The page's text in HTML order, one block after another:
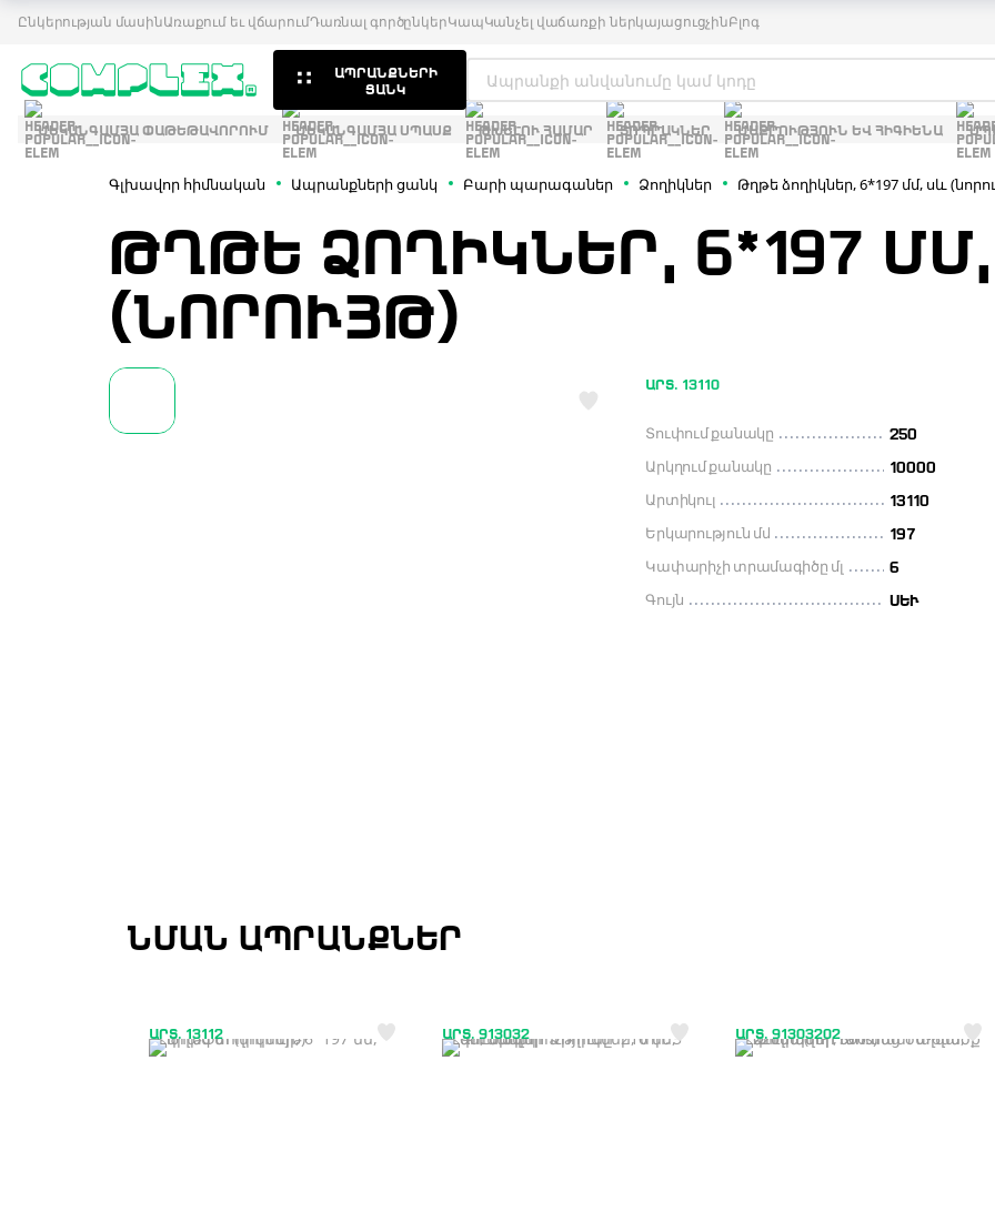
Ընկերության մասինԱռաքում եւ վճարումԴառնալ գործընկերԿապԿանչել վաճառքի ներկայացուցչինԲլոգ
ԱՊՐԱՆՔՆԵՐԻ
ՑԱՆԿ
ՄԵԿԱՆԳԱՄՅԱ ՓԱԹԵԹԱՎՈՐՈՒՄ ՄԵԿԱՆԳԱՄՅԱ ՍՊԱՍՔ ԹԽԵԼՈՒ ՀԱՄԱՐ ՏՈՊՐԱԿՆԵՐ ՄԱՔՐՈՒԹՅՈՒՆ ԵՎ ՀԻԳԻԵՆԱ
Գլխավոր հիմնական Ապրանքների ցանկ Բարի պարագաներ Ձողիկներ Թղթե ձողիկներ, 6*197 մմ, սև
ԹՂԹԵ ՁՈՂԻԿՆԵՐ, 6*197 ՄՄ,
ՆՈՐՈՒՅԹ)
ԱՐՏ. 13110
Տուփում քանակը 250
Արկղում քանակը 10000
Արտիկուլ 13110
Երկարություն մմ 197
Կափարիչի տրամագիծը մլ 6
Գույն ՍԵՒ
ՆՄԱՆ ԱՊՐԱՆՔՆԵՐ
ԱՐՏ. 13112 ԱՐՏ. 913032 ԱՐՏ. 91303202